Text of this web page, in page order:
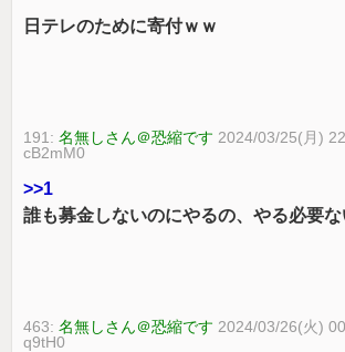
日テレのために寄付ｗｗ
191:名無しさん＠恐縮です 2024/03/25(月)
cB2mM0
>>1
誰も募金しないのにやるの、やる必要な
463:名無しさん＠恐縮です 2024/03/26(火)
q9tH0